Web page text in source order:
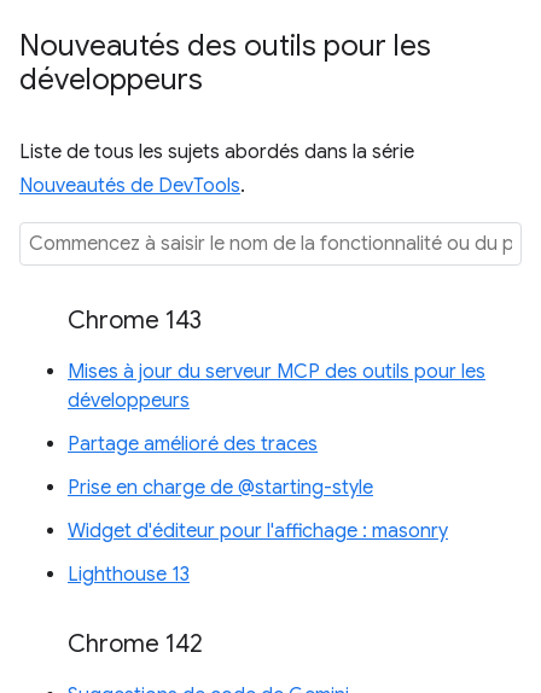
Nouveautés des outils pour les
développeurs
Liste de tous les sujets abordés dans la série
Nouveautés de DevTools.
Chrome 143
Mises à jour du serveur MCP des outils pour les
développeurs
Partage amélioré des traces
Prise en charge de @starting-style
Widget d'éditeur pour l'affichage : masonry
Lighthouse 13
Chrome 142